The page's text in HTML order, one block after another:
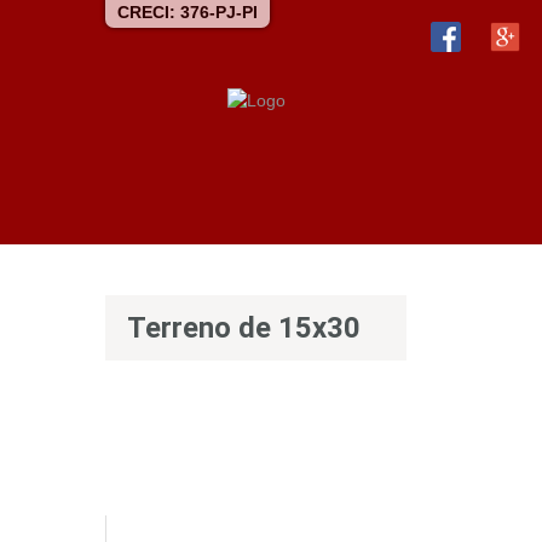
CRECI: 376-PJ-PI
Terreno de 15x30